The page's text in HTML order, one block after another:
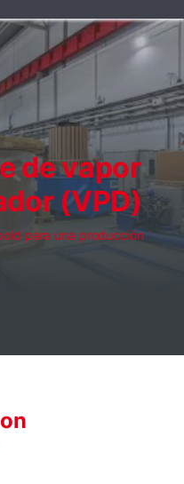
de vapor
(VPD)
para una producción